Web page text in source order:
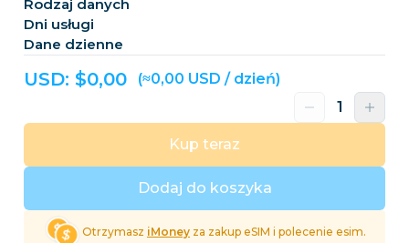
Rodzaj danych
Dni usługi
Dane dzienne
USD: $0,00 (≈0,00 USD / dzień)
Dodaj do koszyka
Kup teraz
Otrzymasz iMoney za zakup eSIM i polecenie esim.